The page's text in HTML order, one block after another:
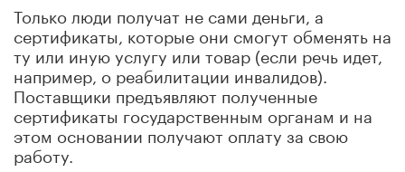
Только люди получат не сами деньги, а
сертификаты, которые они смогут обменять на
ту или иную услугу или товар (если речь идет,
например, о реабилитации инвалидов).
Поставщики предъявляют полученные
сертификаты государственным органам и на
этом основании получают оплату за свою
работу.